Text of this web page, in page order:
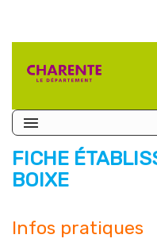
FICHE
BOIXE
Infos pratiques